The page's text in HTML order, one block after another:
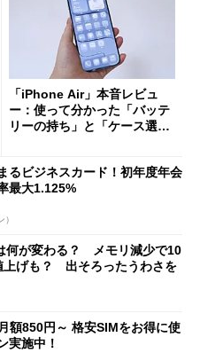
「iPhone Air」本音レビュ
ー：使って分かった「バッテ
リーの持ち」と「ケース選
るビジネスカード！初年度年会
最大1.125%
何が変わる？ メモリ減少で10
上げも？ 出そろったうわさを
額850円～ 格安SIMをお得に使
実施中！